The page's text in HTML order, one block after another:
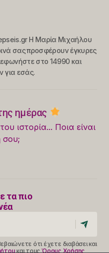
Η Μαρία Μιχαήλου
σας προσφέρουν έγκυρες
στο 14990 και
για εσάς.
ημέρας
ιστορία... Ποια είναι
σου;
τα πιο
ότι έχετε διαβάσει και
και τουςΌρους Χρήσης